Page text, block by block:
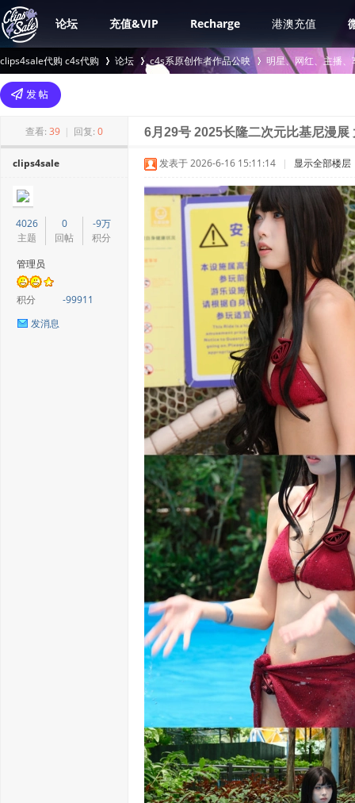
论坛 充值&VIP Recharge 港澳充值
clips4sale代购 c4s代购
>
论坛 c4s系原创作者作品公映
›
明星、网红、主播
查看: 39 | 回复: 0 6月29号 2025长隆二次元比基尼漫
clips4sale
4026
主题
0
回帖
-9万
积分
管理员
积分
-99911
发消息
发表于 2026-6-16 15:11:14 | 显示全部楼层